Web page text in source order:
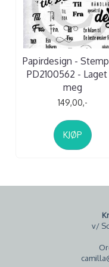
Papirdesign -
PD2100562 - Laget
meg
149,00,-
KJØP
v/